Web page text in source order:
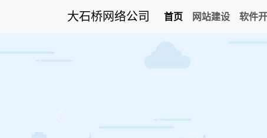
大石桥网络公司 首页 网站建设 软件